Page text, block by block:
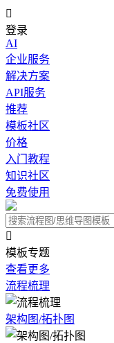

登录
AI
企业服务
解决方案
API服务
推荐
模板社区
价格
入门教程
知识社区
免费使用

模板专题
查看更多
流程梳理
架构图/拓扑图